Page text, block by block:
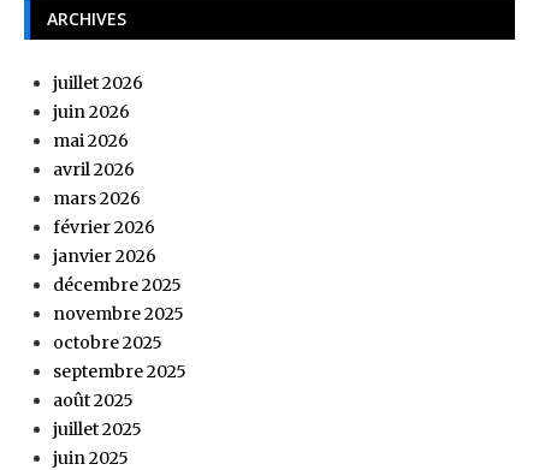
ARCHIVES
juillet 2026
juin 2026
mai 2026
avril 2026
mars 2026
février 2026
janvier 2026
décembre 2025
novembre 2025
octobre 2025
septembre 2025
août 2025
juillet 2025
juin 2025